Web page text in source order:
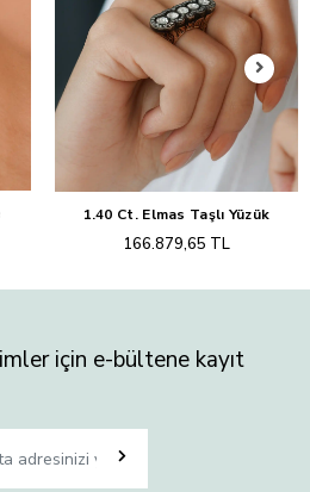
Sepete Ekle
1.40 Ct. Elmas Taşlı Yüzük
166.879,65 TL
için e-bültene kayıt